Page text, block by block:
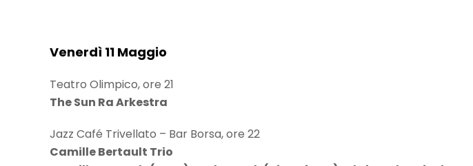
Venerdì 11 Maggio
Teatro Olimpico, ore 21
The Sun Ra Arkestra
Jazz Café Trivellato – Bar Borsa, ore 22
Camille Bertault Trio